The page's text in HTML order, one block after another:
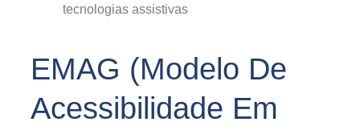
tecnologias assistivas
EMAG (Modelo De
Acessibilidade Em